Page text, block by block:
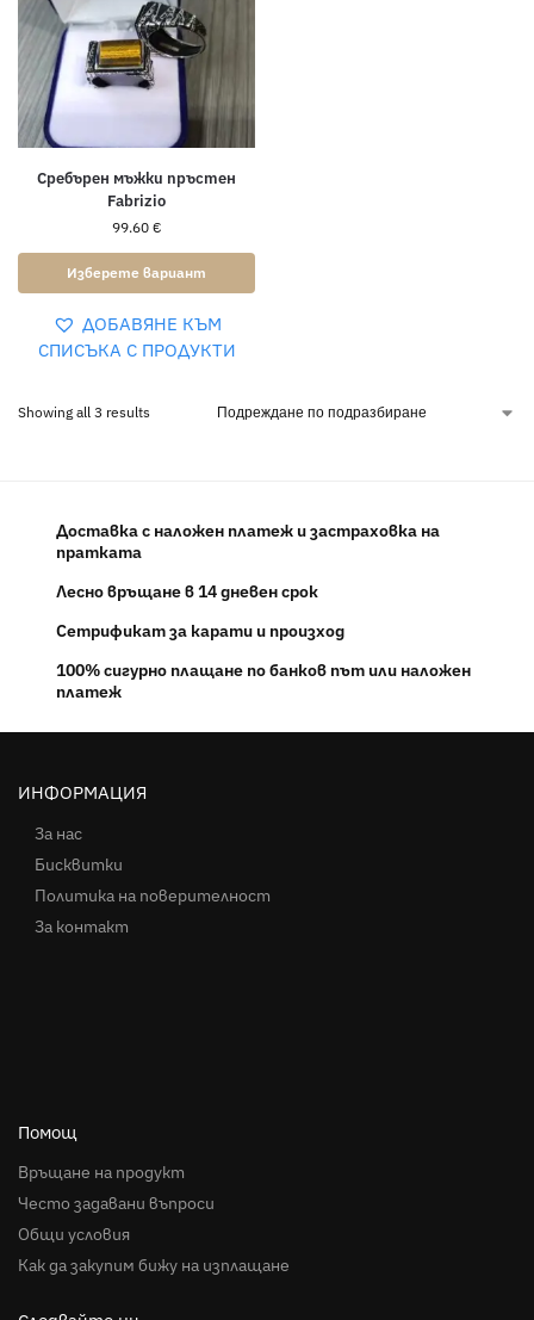
Сребърен мъжки пръстен
Fabrizio
99.60 €
Изберете вариант
ДОБАВЯНЕ КЪМ
СПИСЪКА С ПРОДУКТИ
Showing all 3 results
Доставка с наложен платеж и застраховка на
пратката
Лесно връщане в 14 дневен срок
Сетрификат за карати и произход
100% сигурно плащане по банков път или наложен
платеж
ИНФОРМАЦИЯ
За нас
Бисквитки
Политика на поверителност
За контакт
Помощ
Връщане на продукт
Често задавани въпроси
Общи условия
Как да закупим бижу на изплащане